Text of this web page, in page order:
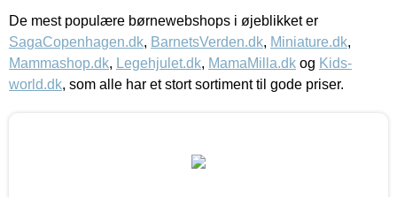
De mest populære børnewebshops i øjeblikket er
SagaCopenhagen.dk, BarnetsVerden.dk, Miniature.dk,
Mammashop.dk, Legehjulet.dk, MamaMilla.dk og Kids-
world.dk, som alle har et stort sortiment til gode priser.